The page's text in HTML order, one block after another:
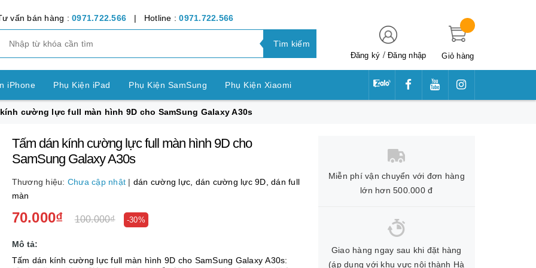
vấn bán hàng : 0971.722.566 | Hotline :0971.722.566
Tìm kiếm
Đăng ký /Đăng nhập Giỏ hàng
iPhone Phụ Kiện iPad Phụ Kiện SamSung Phụ Kiện Xiaomi
OPPO Phụ Kiện Vivo Phụ Kiện Realme Phụ Kiện Huawei
LG Phụ Kiện Nokia Phụ Kiện Sony
Bảng SamSung
Apple Watch
cường lực full màn hình 9D cho SamSung Galaxy A30s
Tấm dán kính cường lực full màn hình 9D cho
SamSung Galaxy A30s
Thương hiệu: Chưa cập nhật | dán cường lực, dán cường lực 9D,dán full
màn
70.000₫ 100.000₫ -30%
Mô tả:
Tấm dán kính cường lực full màn hình 9D cho SamSung Galaxy A30s:
Miễn phí vận chuyển với đơn hàng
lớn hơn 500.000 đ
Giao hàng ngay sau khi đặt hàng
(áp dụng với khu vực nội thành Hà